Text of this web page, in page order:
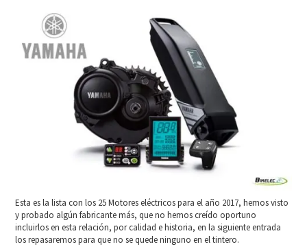
Esta es la lista con los 25 Motores eléctricos para el año 2017, hemos visto
y probado algún fabricante más, que no hemos creído oportuno
incluirlos en esta relación, por calidad e historia, en la siguiente entrada
los repasaremos para que no se quede ninguno en el tintero.